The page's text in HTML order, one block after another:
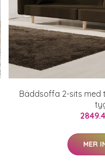
Bäddsoffa 2-sits med
MER